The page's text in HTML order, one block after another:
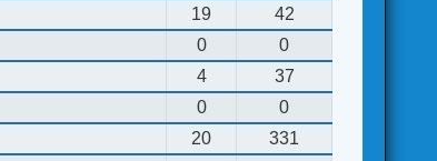
19
42
0
0
4
37
0
0
20
331